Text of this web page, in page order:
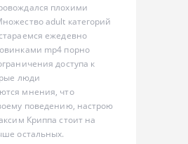
плохими
adult категорий
ежедевно
mp4 порно
доступа к
люди
мнения, что
поведению, настрою
Криппа стоит на
остальных.